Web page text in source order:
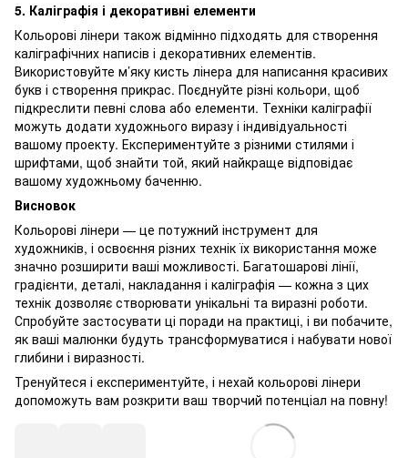
5. Каліграфія і декоративні елементи
Кольорові лінери також відмінно підходять для створення
каліграфічних написів і декоративних елементів.
Використовуйте м’яку кисть лінера для написання красивих
букв і створення прикрас. Поєднуйте різні кольори, щоб
підкреслити певні слова або елементи. Техніки каліграфії
можуть додати художнього виразу і індивідуальності
вашому проекту. Експериментуйте з різними стилями і
шрифтами, щоб знайти той, який найкраще відповідає
вашому художньому баченню.
Висновок
Кольорові лінери — це потужний інструмент для
художників, і освоєння різних технік їх використання може
значно розширити ваші можливості. Багатошарові лінії,
градієнти, деталі, накладання і каліграфія — кожна з цих
технік дозволяє створювати унікальні та виразні роботи.
Спробуйте застосувати ці поради на практиці, і ви побачите,
як ваші малюнки будуть трансформуватися і набувати нової
глибини і виразності.
Тренуйтеся і експериментуйте, і нехай кольорові лінери
допоможуть вам розкрити ваш творчий потенціал на повну!